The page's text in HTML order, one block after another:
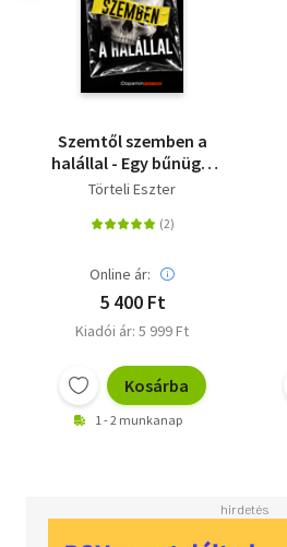
Szemtől szemben a
halállal - Egy bűnügyi
helyszínelő megrázó
Törteli Eszter
Online ár:
5 400 Ft
Kiadói ár: 5 999 Ft
Kosárba
1 - 2 munkanap